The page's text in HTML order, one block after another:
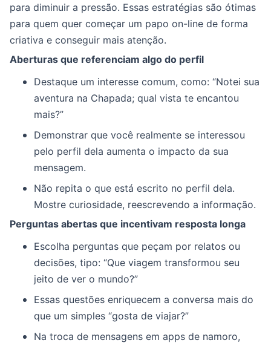
para diminuir a pressão. Essas estratégias são ótimas
para quem quer começar um papo on-line de forma
criativa e conseguir mais atenção.
Aberturas que referenciam algo do perfil
Destaque um interesse comum, como: “Notei sua
aventura na Chapada; qual vista te encantou
mais?”
Demonstrar que você realmente se interessou
pelo perfil dela aumenta o impacto da sua
mensagem.
Não repita o que está escrito no perfil dela.
Mostre curiosidade, reescrevendo a informação.
Perguntas abertas que incentivam resposta longa
Escolha perguntas que peçam por relatos ou
decisões, tipo: “Que viagem transformou seu
jeito de ver o mundo?”
Essas questões enriquecem a conversa mais do
que um simples “gosta de viajar?”
Na troca de mensagens em apps de namoro,